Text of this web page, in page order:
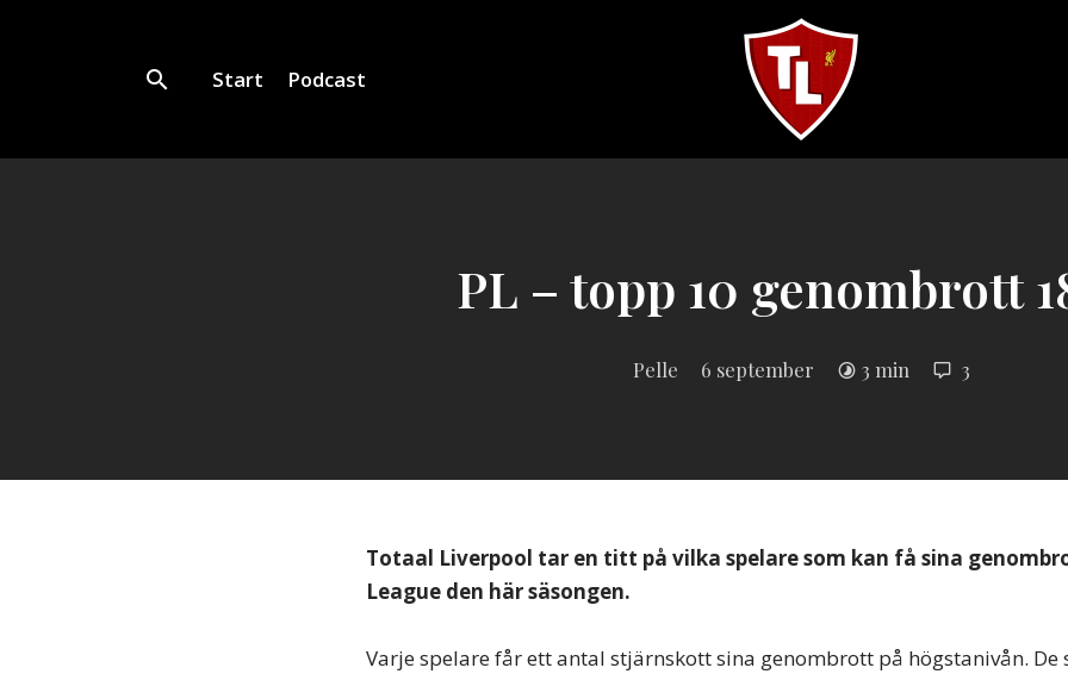
Sveriges
Start Podcast
PL – topp 10 genombrott
Pelle 6 september 3 min 3
Totaal Liverpool tar en titt på vilka spelare som kan få sina
League den här säsongen.
Varje spelare får ett antal stjärnskott sina genombrott på högstanivån. De